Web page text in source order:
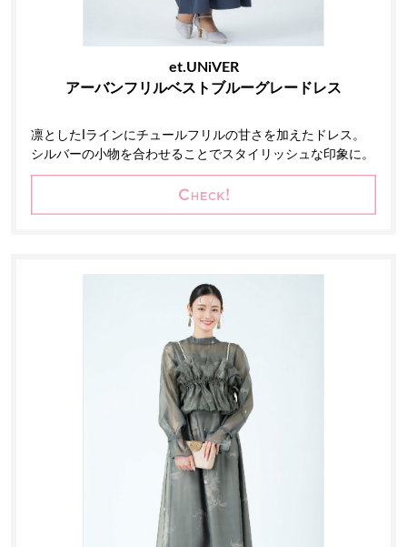
et.UNiVER
アーバンフリルベストブルーグレードレス
凛としたIラインにチュールフリルの甘さを加えたドレス。
シルバーの小物を合わせることでスタイリッシュな印象に。